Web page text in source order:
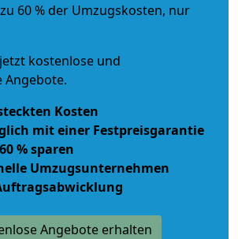
60 % der Umzugskosten, nur
kostenlose und
Angebote.
Kosten
mit einer Festpreisgarantie
% sparen
Umzugsunternehmen
Angebote erhalten